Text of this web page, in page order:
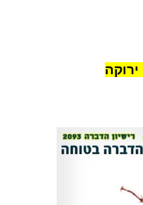
ביצע את העבודה מהר ונתן לנו